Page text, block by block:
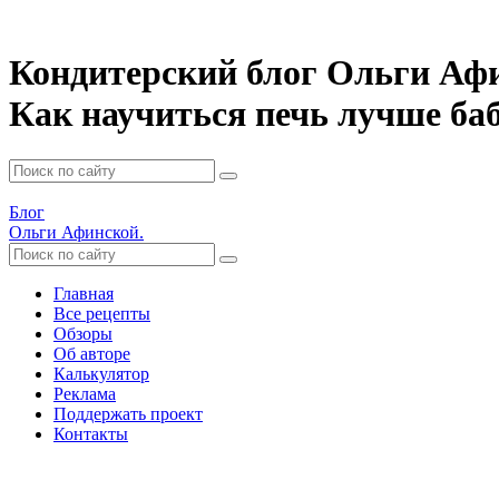
Кондитерский блог Ольги
Как научиться печь лучше
Блог
Ольги Афинской.
Главная
Все рецепты
Обзоры
Об авторе
Калькулятор
Реклама
Поддержать проект
Контакты